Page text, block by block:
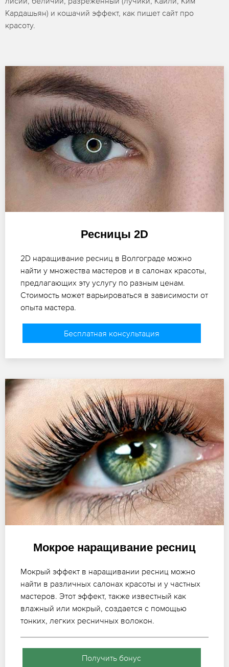
Кардашьян) и кошачий эффект, как пишет сайт про
красоту.
Ресницы 2D
2D наращивание ресниц в Волгограде можно
найти у множества мастеров и в салонах красоты,
предлагающих эту услугу по разным ценам.
Стоимость может варьироваться в зависимости от
опыта мастера.
Бесплатная консультация
Мокрое наращивание ресниц
Мокрый эффект в наращивании ресниц можно
найти в различных салонах красоты и у частных
мастеров. Этот эффект, также известный как
влажный или мокрый, создается с помощью
тонких, легких ресничных волокон.
Получить бонус